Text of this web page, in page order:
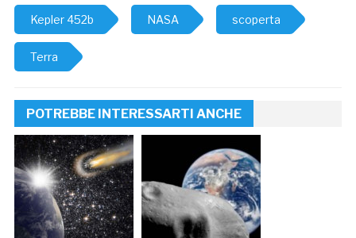
Kepler 452b NASA scoperta
Terra
POTREBBE INTERESSARTI ANCHE